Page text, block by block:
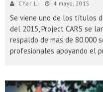
Char Li 4 mayo, 2015
Se viene uno de los títulos
del 2015, Project CARS se
respaldo de mas de 80.000
profesionales apoyando el